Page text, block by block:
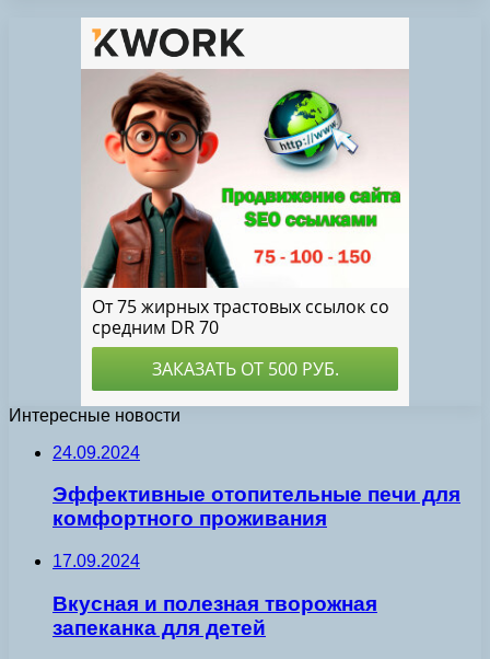
Интересные новости
24.09.2024
Эффективные отопительные печи для
комфортного проживания
17.09.2024
Вкусная и полезная творожная
запеканка для детей